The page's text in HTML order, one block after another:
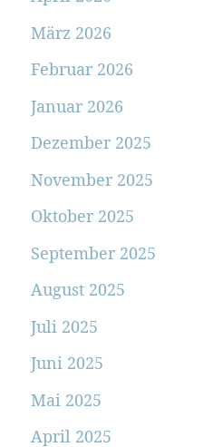
März 2026
Februar 2026
Januar 2026
Dezember 2025
November 2025
Oktober 2025
September 2025
August 2025
Juli 2025
Juni 2025
Mai 2025
April 2025